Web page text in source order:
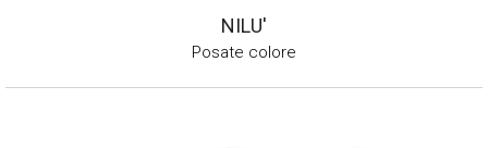
NILU'
Posate colore